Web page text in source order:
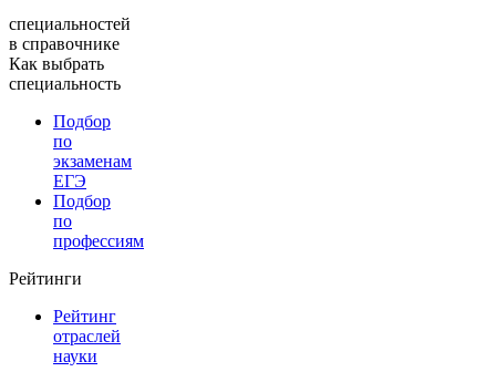
специальностей
в справочнике
Как выбрать
специальность
Подбор
по
экзаменам
ЕГЭ
Подбор
по
профессиям
Рейтинги
Рейтинг
отраслей
науки